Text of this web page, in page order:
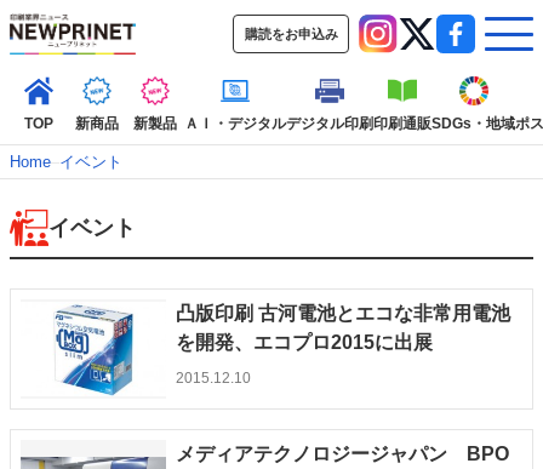
購読をお申込み
TOP 新商品 新製品 ＡＩ・デジタルデジタル印刷印刷通販SDGs・地域ポ
インデックス
インタビュー
コレクション
カテゴリー一覧
新商品 新製品 ＡＩ・デジタル
SDGs・地域
ポストプレス ビジネス イベント 信用情報
業界
人事・移転・異動・訃報
Home–イベント
イベント
凸版印刷 古河電池とエコな非常用電池
を開発、エコプロ2015に出展
2015.12.10
メディアテクノロジージャパン BPO